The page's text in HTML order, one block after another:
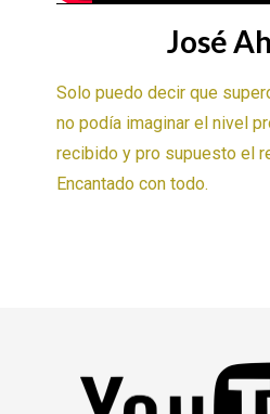
José
Solo puedo decir que
no podía imaginar el nivel
recibido y pro supuesto el
Encantado con todo.